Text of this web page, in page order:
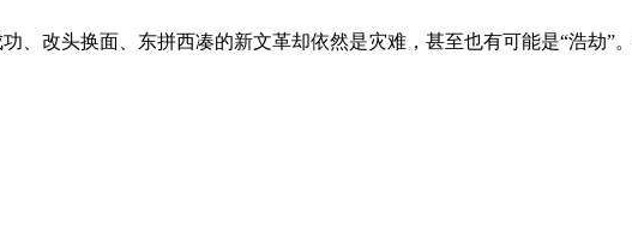
、改头换面、东拼西凑的新文革却依然是灾难，甚至也有可能是“浩劫